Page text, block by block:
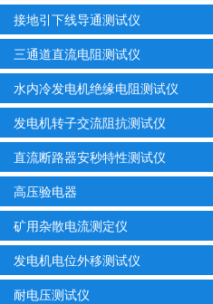
接地引下线导通测试仪
三通道直流电阻测试仪
水内冷发电机绝缘电阻测试仪
发电机转子交流阻抗测试仪
直流断路器安秒特性测试仪
高压验电器
矿用杂散电流测定仪
发电机电位外移测试仪
耐电压测试仪